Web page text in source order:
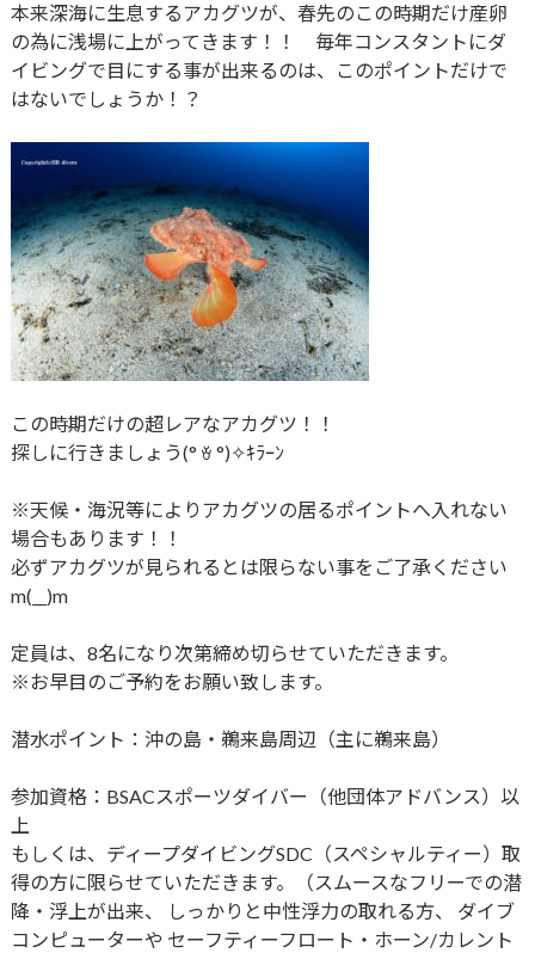
本来深海に生息するアカグツが、春先のこの時期だけ産卵
の為に浅場に上がってきます！！ 毎年コンスタントにダ
イビングで目にする事が出来るのは、このポイントだけで
はないでしょうか！？
この時期だけの超レアなアカグツ！！
探しに行きましょう(° ꈊ °)✧ｷﾗｰﾝ
※天候・海況等によりアカグツの居るポイントへ入れない
場合もあります！！
必ずアカグツが見られるとは限らない事をご了承ください
m(__)m
定員は、8名になり次第締め切らせていただきます。
※お早目のご予約をお願い致します。
潜水ポイント：沖の島・鵜来島周辺（主に鵜来島）
参加資格：BSACスポーツダイバー（他団体アドバンス）以
上
もしくは、ディープダイビングSDC（スペシャルティー）取
得の方に限らせていただきます。（スムースなフリーでの潜
降・浮上が出来、 しっかりと中性浮力の取れる方、 ダイブ
コンピューターや セーフティーフロート・ホーン/カレント